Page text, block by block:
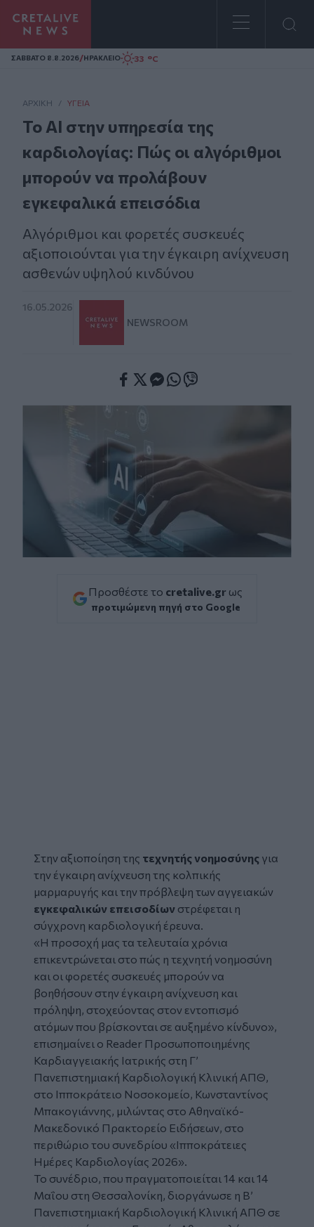
Homepage
ΣAΒΒΑΤΟ 8.8.2026/ΗΡΑΚΛΕΙΟ 33 °C
ΑΡΧΙΚΗ / ΥΓΕΊΑ
Το ΑΙ στην υπηρεσία της
καρδιολογίας: Πώς οι αλγόριθμοι
μπορούν να προλάβουν
εγκεφαλικά επεισόδια
Αλγόριθμοι και φορετές συσκευές
αξιοποιούνται για την έγκαιρη ανίχνευση
ασθενών υψηλού κινδύνου
16.05.2026
NEWSROOM
Προσθέστε το cretalive.gr ως
προτιμώμενη πηγή στο Google
Στην αξιοποίηση της τεχνητής νοημοσύνης για
την έγκαιρη ανίχνευση της κολπικής
μαρμαρυγής και την πρόβλεψη των αγγειακών
εγκεφαλικών επεισοδίων στρέφεται η
σύγχρονη καρδιολογική έρευνα.
«Η προσοχή μας τα τελευταία χρόνια
επικεντρώνεται στο πώς η τεχνητή νοημοσύνη
και οι φορετές συσκευές μπορούν να
βοηθήσουν στην έγκαιρη ανίχνευση και
πρόληψη, στοχεύοντας στον εντοπισμό
ατόμων που βρίσκονται σε αυξημένο κίνδυνο»,
επισημαίνει ο Reader Προσωποποιημένης
Καρδιαγγειακής Ιατρικής στη Γ’
Πανεπιστημιακή Καρδιολογική Κλινική ΑΠΘ,
στο Ιπποκράτειο Νοσοκομείο, Κωνσταντίνος
Μπακογιάννης, μιλώντας στο Αθηναϊκό-
Μακεδονικό Πρακτορείο Ειδήσεων, στο
περιθώριο του συνεδρίου «Ιπποκράτειες
Ημέρες Καρδιολογίας 2026».
Το συνέδριο, που πραγματοποιείται 14 και 14
Μαΐου στη Θεσσαλονίκη, διοργάνωσε η Β’
Πανεπιστημιακή Καρδιολογική Κλινική ΑΠΘ σε